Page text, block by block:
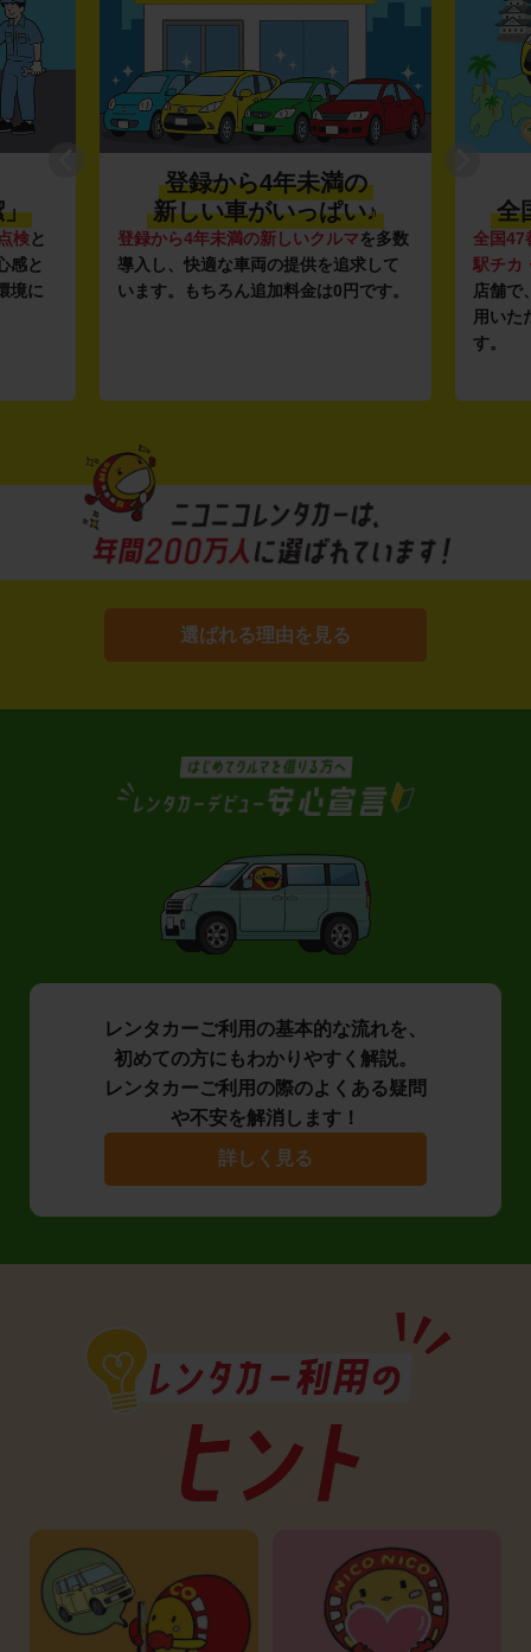
」
検と
感と
境に
登録から4年未満の
新しい車がいっぱい♪
登録から4年未満の新しいクルマを多数
導入し、快適な車両の提供を追求して
います。もちろん追加料金は0円です。
全
全国47
駅チカ
店舗で
用いた
す。
選ばれる理由を見る
レンタカーご利用の基本的な流れを、
初めての方にもわかりやすく解説。
レンタカーご利用の際のよくある疑問
や不安を解消します！
詳しく見る